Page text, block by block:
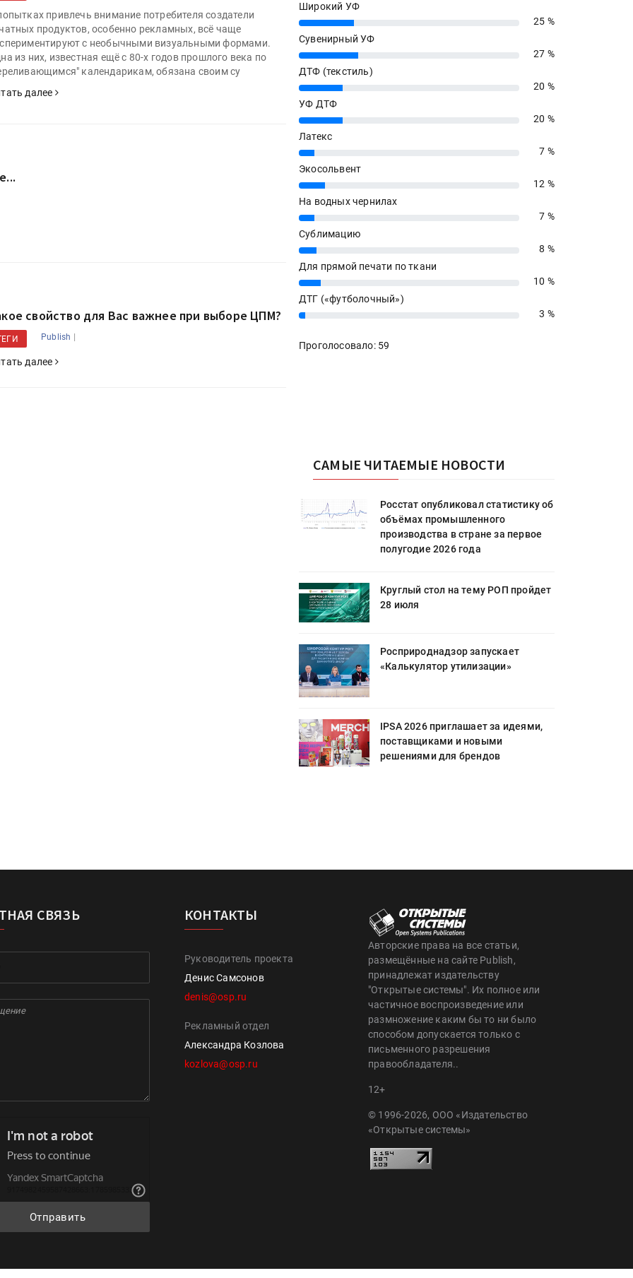
привлечь внимание потребителя создатели
продуктов, особенно рекламных, всё чаще
с необычными визуальными формами.
из них, известная ещё с 80-х годов прошлого века по
календарикам, обязана своим су
далее
свойство для Вас важнее при выборе ЦПМ?
Publish |
далее
Широкий УФ
25%
25 %
Сувенирный УФ
27%
27 %
ДТФ (текстиль)
20%
20 %
УФ ДТФ
20%
20 %
Латекс
7%
7 %
Экосольвент
12%
12 %
На водных чернилах
7%
7 %
Сублимацию
8%
8 %
Для прямой печати по ткани
10%
10 %
ДТГ («футболочный»)
3% 3 %
Проголосовало: 59
САМЫЕ ЧИТАЕМЫЕ НОВОСТИ
Росстат опубликовал статистику об
объёмах промышленного
производства в стране за первое
полугодие 2026 года
Круглый стол на тему РОП пройдет
28 июля
Росприроднадзор запускает
«Калькулятор утилизации»
IPSA 2026 приглашает за идеями,
поставщиками и новыми
решениями для брендов
СВЯЗЬ
Отправить
КОНТАКТЫ
Руководитель проекта
Денис Самсонов
denis@osp.ru
Рекламный отдел
Александра Козлова
kozlova@osp.ru
Авторские права на все статьи,
размещённые на сайте Publish,
принадлежат издательству
"Открытые системы". Их полное или
частичное воспроизведение или
размножение каким бы то ни было
способом допускается только с
письменного разрешения
правообладателя..
12+
© 1996-2026, ООО «Издательство
«Открытые системы»